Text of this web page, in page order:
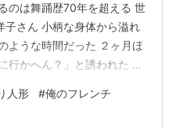
のは舞踊歴70年を超える 世
子さん 小柄な身体から溢れ
ような時間だった ２ヶ月ほ
行かへん？」と誘われた 私
俺、死ぬまでにやりたいこ
ねん」 バケットリス
人形 #俺のフレンチ